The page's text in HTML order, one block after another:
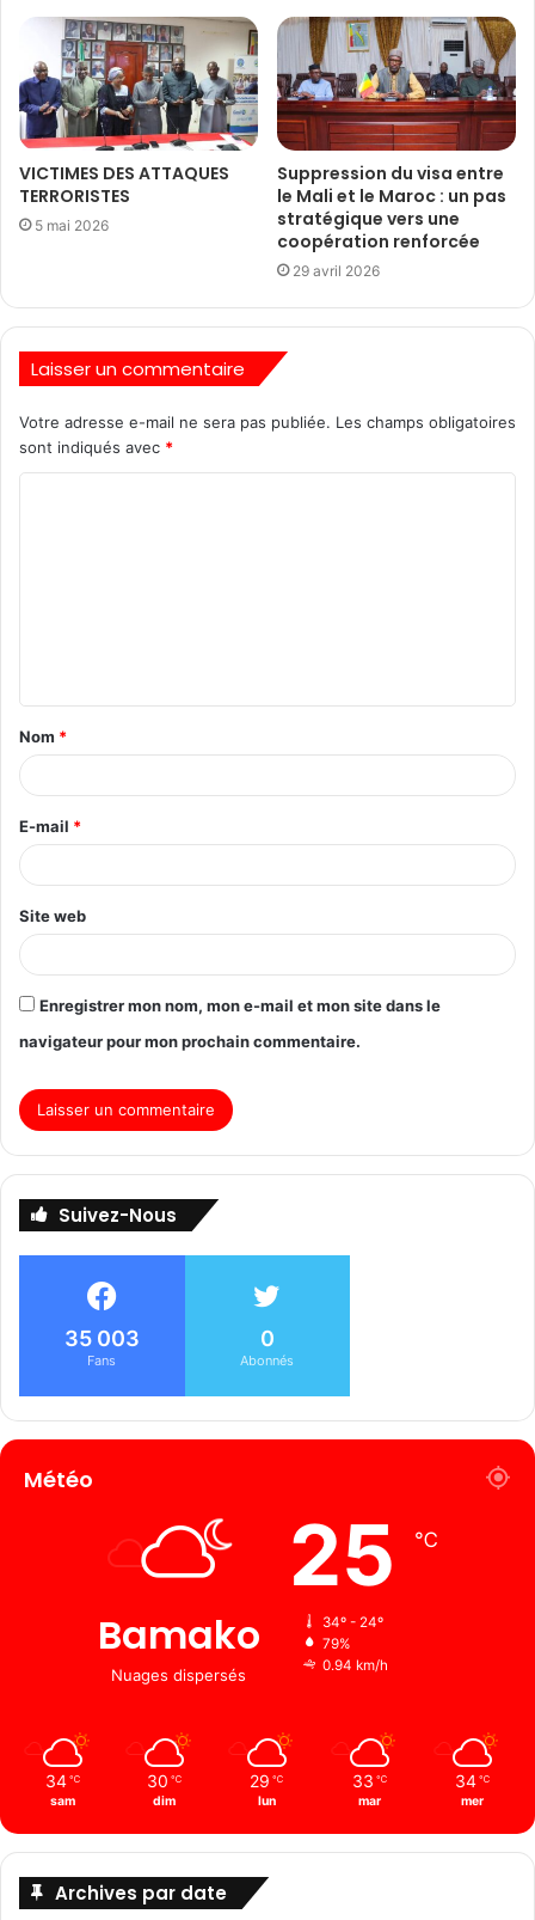
VICTIMES DES ATTAQUES
TERRORISTES
5 mai 2026
Suppression du visa entre
le Mali et le Maroc : un pas
stratégique vers une
coopération renforcée
29 avril 2026
Laisser un commentaire
Votre adresse e-mail ne sera pas publiée. Les champs obligatoires
sont indiqués avec *
Nom *
E-mail *
Site web
Enregistrer mon nom, mon e-mail et mon site dans le
navigateur pour mon prochain commentaire.
Suivez-Nous
35 003
Fans
0
Abonnés
Météo
Bamako
Nuages ​​dispersés
25 ℃
34º - 24º
79%
0.94 km/h
34 ℃
sam
30 ℃
dim
29 ℃
lun
33 ℃
mar
34 ℃
mer
Archives par date